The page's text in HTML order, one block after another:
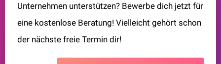
Unternehmen unterstützen? Bewerbe dich jetzt für
eine kostenlose Beratung! Vielleicht gehört schon
der nächste freie Termin dir!